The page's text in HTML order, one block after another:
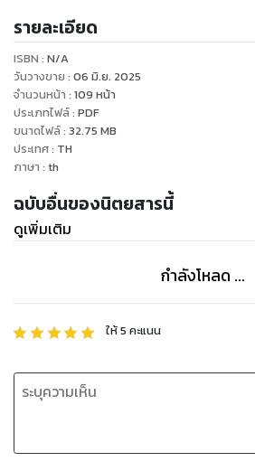
รายละเอียด
ISBN : N/A
วันวางขาย : 06 มิ.ย. 2025
จำนวนหน้า : 109 หน้า
ประเภทไฟล์: PDF
ขนาดไฟล์: 32.75 MB
ประเทศ: TH
ภาษา : th
ฉบับอื่นของนิตยสารนี้
ดูเพิ่มเติม
กำลังโหลด ...
ให้5 คะแนน